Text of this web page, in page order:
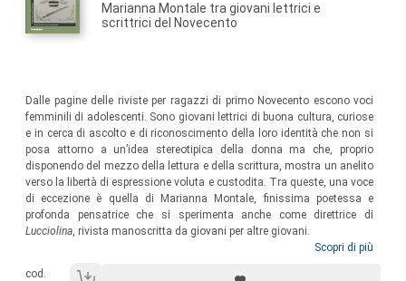
Marianna Montale tra giovani lettrici e
scrittrici del Novecento
Dalle pagine delle riviste per ragazzi di primo Novecento escono voci
femminili di adolescenti. Sono giovani lettrici di buona cultura, curiose
e in cerca di ascolto e di riconoscimento della loro identità che non si
posa attorno a un’idea stereotipica della donna ma che, proprio
disponendo del mezzo della lettura e della scrittura, mostra un anelito
verso la libertà di espressione voluta e custodita. Tra queste, una voce
di eccezione è quella di Marianna Montale, finissima poetessa e
profonda pensatrice che si sperimenta anche come direttrice di
Lucciolina, rivista manoscritta da giovani per altre giovani.
Scopri di più
cod.